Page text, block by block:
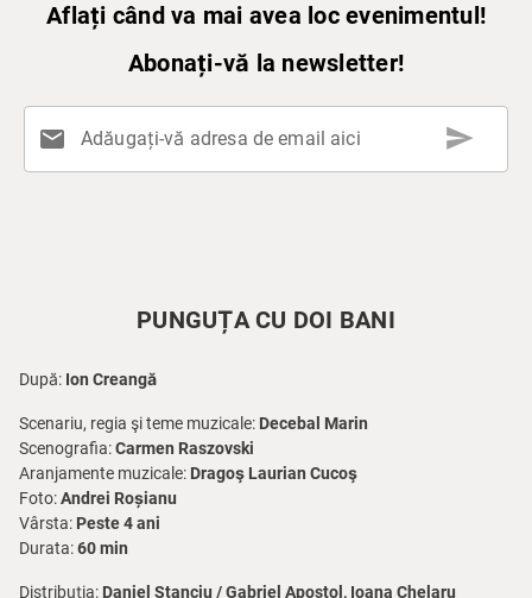
Aflați când va mai avea loc evenimentul!
Abonați-vă la newsletter!
mail Adăugați-vă adresa de email aici send
PUNGUȚA CU DOI BANI
După: Ion Creangă
Scenariu, regia şi teme muzicale: Decebal Marin
Scenografia:Carmen Raszovski
Aranjamente muzicale: Dragoş Laurian Cucoş
Foto:Andrei Roșianu
Vârsta: Peste 4 ani
Durata:60 min
Distribuția: Daniel Stanciu / Gabriel Apostol, Ioana Chelaru